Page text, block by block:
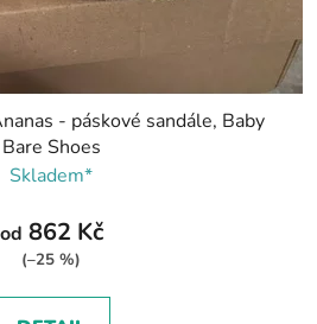
- páskové sandále, Baby
Bare Shoes
Skladem*
od 862 Kč
(–25 %)